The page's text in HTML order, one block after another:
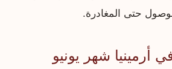
حتى المغادرة.
أرمينيا شهر يونيو